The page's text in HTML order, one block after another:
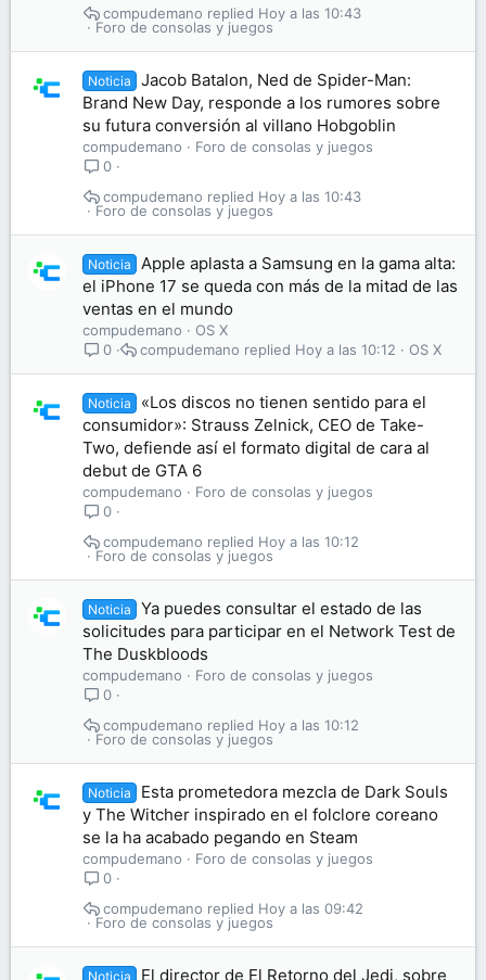
Foro de consolas y juegos
Hoy a las 10:43
compudemano
Noticia
Jacob Batalon, Ned de Spider-Man:
Brand New Day, responde a los rumores sobre
su futura conversión al villano Hobgoblin
compudemano
Foro de consolas y juegos
0
Foro de consolas y juegos
Hoy a las 10:43
compudemano
Noticia
Apple aplasta a Samsung en la gama alta:
el iPhone 17 se queda con más de la mitad de las
ventas en el mundo
compudemano
OS X
0
OS X
Hoy a las 10:12
compudemano
Noticia
«Los discos no tienen sentido para el
consumidor»: Strauss Zelnick, CEO de Take-
Two, defiende así el formato digital de cara al
debut de GTA 6
compudemano
Foro de consolas y juegos
0
Foro de consolas y juegos
Hoy a las 10:12
compudemano
Noticia
Ya puedes consultar el estado de las
solicitudes para participar en el Network Test de
The Duskbloods
compudemano
Foro de consolas y juegos
0
Foro de consolas y juegos
Hoy a las 10:12
compudemano
Noticia
Esta prometedora mezcla de Dark Souls
y The Witcher inspirado en el folclore coreano
se la ha acabado pegando en Steam
compudemano
Foro de consolas y juegos
0
Foro de consolas y juegos
Hoy a las 09:42
compudemano
Noticia
El director de El Retorno del Jedi, sobre